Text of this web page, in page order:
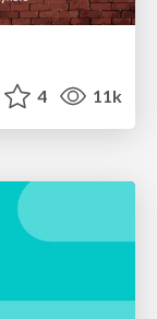
4 11k